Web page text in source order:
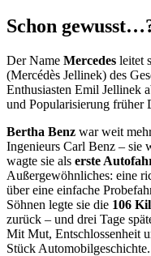
Schon
Der Name Mercedes leitet
(Mercédès Jellinek) des
Enthusiasten Emil Jellinek
und Popularisierung früher
Bertha Benz war weit
Ingenieurs Carl Benz – sie
wagte sie als erste
Außergewöhnliches: eine
über eine einfache
Söhnen legte sie die 106
zurück – und drei Tage
Mit Mut, Entschlossenheit
Stück Automobilgeschichte.